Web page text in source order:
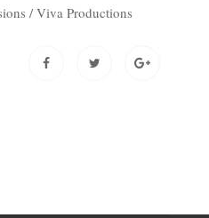
/ Viva Productions